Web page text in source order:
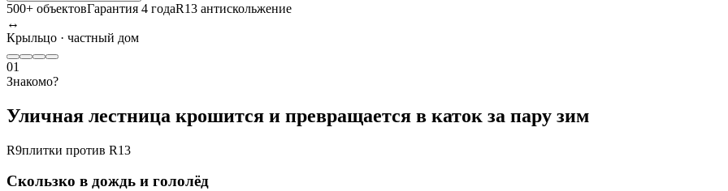
500+ объектовГарантия 4 годаR13 антискольжение
↔
Крыльцо · частный дом
01
Знакомо?
Уличная лестница крошится и превращается в каток за пару зим
R9плитки против R13
Скользко в дождь и гололёд